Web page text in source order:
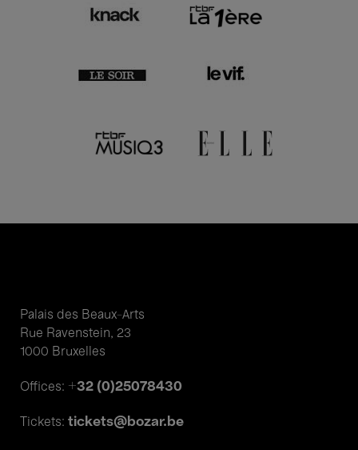
Palais des Beaux-Arts
Rue Ravenstein, 23
1000 Bruxelles
Offices: +32 (0)25078430
Tickets: tickets@bozar.be